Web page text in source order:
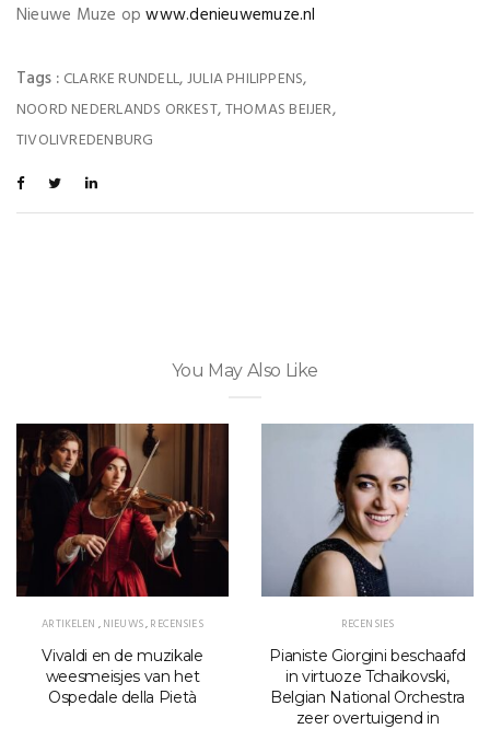
Nieuwe Muze opwww.denieuwemuze.nl
Tags : CLARKE RUNDELL,JULIA PHILIPPENS,
NOORD NEDERLANDS ORKEST,THOMAS BEIJER,
TIVOLIVREDENBURG
You May Also Like
ARTIKELEN ,NIEUWS,RECENSIES
Vivaldi en de muzikale
weesmeisjes van het
Ospedale della Pietà
RECENSIES
Pianiste Giorgini beschaafd
in virtuoze Tchaikovski,
Belgian National Orchestra
zeer overtuigend in